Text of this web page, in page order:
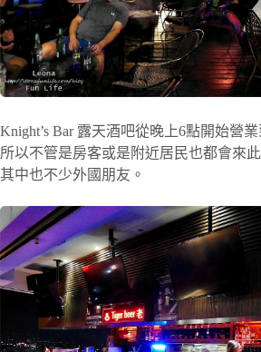
Knight’s Bar 露天酒吧從晚上6點開始營業
所以不管是房客或是附近居民也都會來此
其中也不少外國朋友。